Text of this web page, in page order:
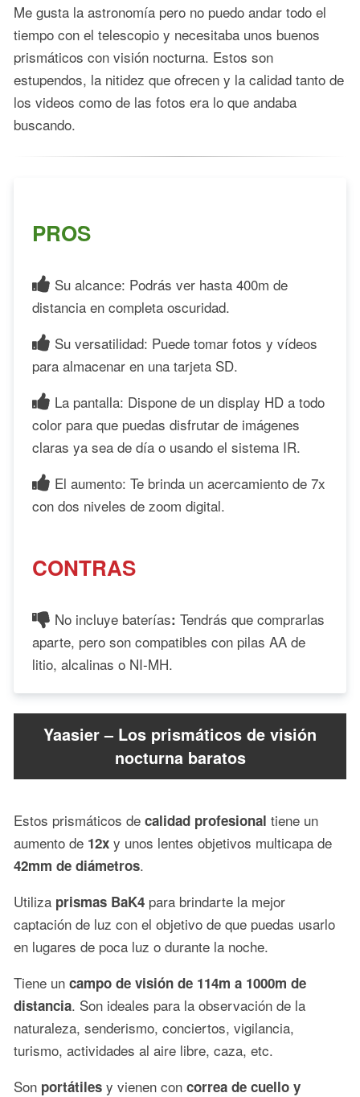
Me gusta la astronomía pero no puedo andar todo el
tiempo con el telescopio y necesitaba unos buenos
prismáticos con visión nocturna. Estos son
estupendos, la nitidez que ofrecen y la calidad tanto de
los videos como de las fotos era lo que andaba
buscando.
PROS
Su alcance: Podrás ver hasta 400m de
distancia en completa oscuridad.
Su versatilidad: Puede tomar fotos y vídeos
para almacenar en una tarjeta SD.
La pantalla: Dispone de un display HD a todo
color para que puedas disfrutar de imágenes
claras ya sea de día o usando el sistema IR.
El aumento: Te brinda un acercamiento de 7x
con dos niveles de zoom digital.
CONTRAS
No incluye baterías: Tendrás que comprarlas
aparte, pero son compatibles con pilas AA de
litio, alcalinas o NI-MH.
Yaasier – Los prismáticos de visión
nocturna baratos
Estos prismáticos de calidad profesional tiene un
aumento de 12x y unos lentes objetivos multicapa de
42mm de diámetros.
Utiliza prismas BaK4 para brindarte la mejor
captación de luz con el objetivo de que puedas usarlo
en lugares de poca luz o durante la noche.
Tiene un campo de visión de 114m a 1000m de
distancia. Son ideales para la observación de la
naturaleza, senderismo, conciertos, vigilancia,
turismo, actividades al aire libre, caza, etc.
Son portátiles y vienen con correa de cuello y